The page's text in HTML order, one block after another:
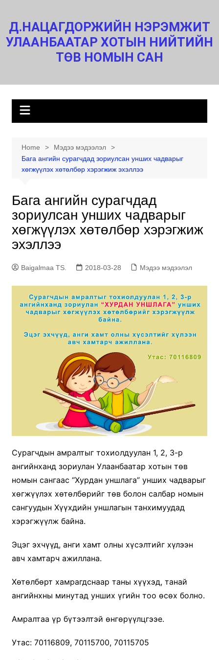
content
Д.НАЦАГДОРЖИЙН НЭРЭМЖИТ
УЛААНБААТАР ХОТЫН НИЙТИЙН
ТӨВ НОМЫН САН
Home
Мэдээ мэдээлэл
Бага ангийн сурагчдад зориулсан унших чадварыг
хөгжүүлэх хөтөлбөр хэрэгжиж эхэллээ
Бага ангийн сурагчдад
зориулсан унших чадварыг
хөгжүүлэх хөтөлбөр хэрэгжиж
эхэллээ
Baigalmaa TS. 2018-03-28 Мэдээ мэдээлэл
Сурагчдын амралтыг тохиолдуулан 1, 2, 3-р
ангийнханд зориулан Улаанбаатар хотын төв
номын сангаас “Хурдан уншлага” унших чадварыг
хөгжүүлэх хөтөлбөрийг төв болон салбар номын
сангуудын Хүүхдийн уншлагын танхимуудад
хэрэгжүүлж байна.
Эцэг эхчүүд, анги хамт олны хүсэлтийг хүлээн
авч хамтарч ажиллана.
Хөтөлбөрт хамрагдснаар таны хүүхэд, танай
ангийнхны минутад унших үгийн тоо өсөх болно.
Амралтаа үр бүтээлтэй өнгөрүүлцгээе.
Утас: 70116809, 70115700, 70115705